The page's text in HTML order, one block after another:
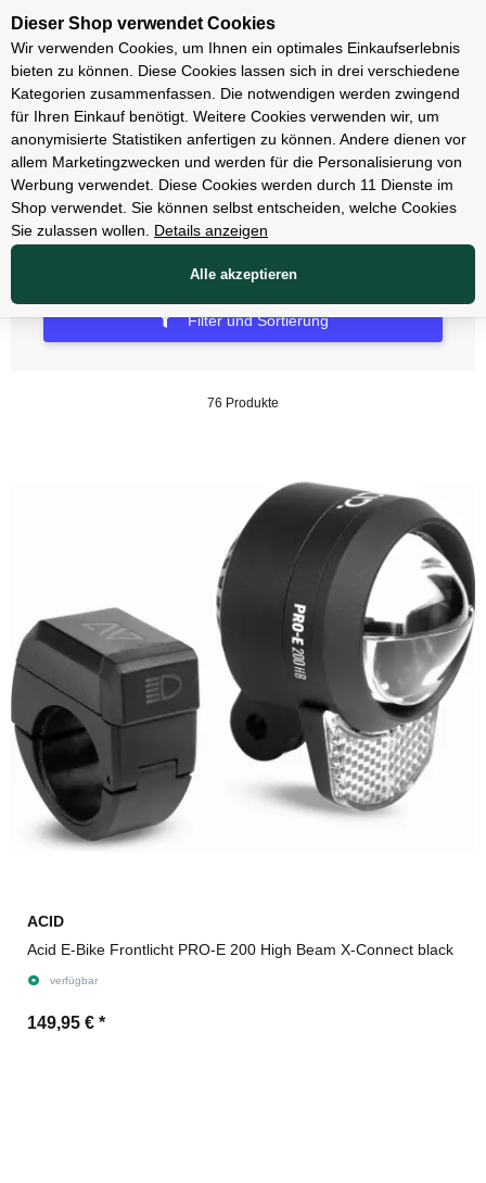
Unsere Filialen
Beleuchtung
E-Bike Beleuchtung
Filter und Sortierung
76 Produkte
ACID
Acid E-Bike Frontlicht PRO-E 200 High Beam X-Connect black
verfügbar
149,95 € *
Dieser Shop verwendet Cookies
Wir verwenden Cookies, um Ihnen ein optimales Einkaufserlebnis
bieten zu können. Diese Cookies lassen sich in drei verschiedene
Kategorien zusammenfassen. Die notwendigen werden zwingend
für Ihren Einkauf benötigt. Weitere Cookies verwenden wir, um
anonymisierte Statistiken anfertigen zu können. Andere dienen vor
allem Marketingzwecken und werden für die Personalisierung von
Werbung verwendet. Diese Cookies werden durch 11 Dienste im
Shop verwendet. Sie können selbst entscheiden, welche Cookies
Sie zulassen wollen.
Details anzeigen
Alle akzeptieren